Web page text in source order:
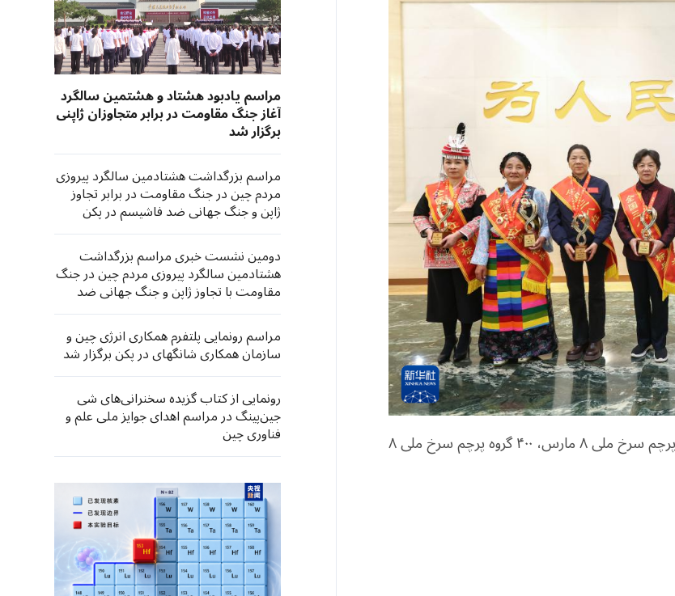
در این نشست از ۹ پیشگام پرچم سرخ ملی ۸ مارس، ۵۹۸ حامل پرچم سرخ ملی ۸ مارس، ۴۰۰ گروه پرچم سرخ ملی ۸
مراسم یادبود هشتاد و هشتمین سالگرد
آغاز جنگ مقاومت در برابر متجاوزان ژاپنی
برگزار شد
مراسم بزرگداشت هشتادمین سالگرد پیروزی
مردم چین در جنگ مقاومت در برابر تجاوز
ژاپن و جنگ جهانی ضد فاشیسم در پکن
برگزار شد
دومین نشست خبری مراسم بزرگداشت
هشتادمین سالگرد پیروزی مردم چین در جنگ
مقاومت با تجاوز ژاپن و جنگ جهانی ضد
فاشیسم برگزار شد
مراسم رونمایی پلتفرم همکاری انرژی چین و
سازمان همکاری شانگهای در پکن برگزار شد
رونمایی از کتاب گزیده سخنرانی‌های شی
جین‌پینگ در مراسم اهدای جوایز ملی علم و
فناوری چین